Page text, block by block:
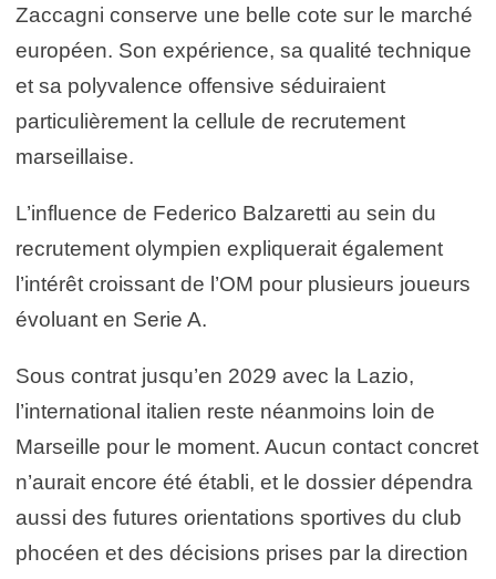
Zaccagni conserve une belle cote sur le marché
européen. Son expérience, sa qualité technique
et sa polyvalence offensive séduiraient
particulièrement la cellule de recrutement
marseillaise.
L’influence de Federico Balzaretti au sein du
recrutement olympien expliquerait également
l’intérêt croissant de l’OM pour plusieurs joueurs
évoluant en Serie A.
Sous contrat jusqu’en 2029 avec la Lazio,
l’international italien reste néanmoins loin de
Marseille pour le moment. Aucun contact concret
n’aurait encore été établi, et le dossier dépendra
aussi des futures orientations sportives du club
phocéen et des décisions prises par la direction